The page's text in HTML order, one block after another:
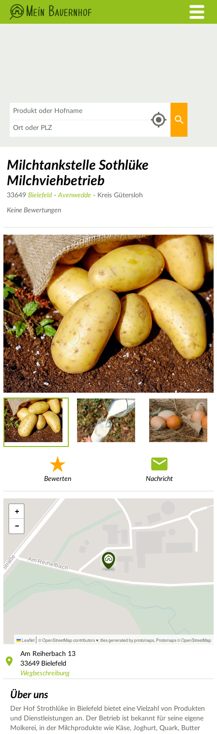
Milchtankstelle Sothlüke
Milchviehbetrieb
33649 Bielefeld -Avenwedde - Kreis Gütersloh
Keine Bewertungen
Bewerten Nachricht
+
−
Leaflet | © OpenStreetMap contributors ♥, tiles generated by protomaps Protomaps©OpenStreetMap
Am Reiherbach 13
33649 Bielefeld
Wegbeschreibung
Über uns
Der Hof Strothlüke in Bielefeld bietet eine Vielzahl von Produkten
und Dienstleistungen an. Der Betrieb ist bekannt für seine eigene
Molkerei, in der Milchprodukte wie Käse, Joghurt, Quark, Butter